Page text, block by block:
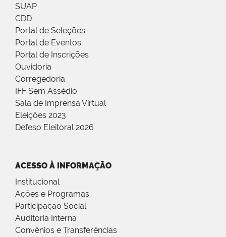
SUAP
CDD
Portal de Seleções
Portal de Eventos
Portal de Inscrições
Ouvidoria
Corregedoria
IFF Sem Assédio
Sala de Imprensa Virtual
Eleições 2023
Defeso Eleitoral 2026
ACESSO À INFORMAÇÃO
Institucional
Ações e Programas
Participação Social
Auditoria Interna
Convênios e Transferências